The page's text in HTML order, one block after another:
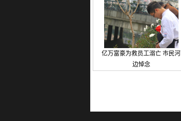
亿万富豪为救员工溺亡 市民河
边悼念